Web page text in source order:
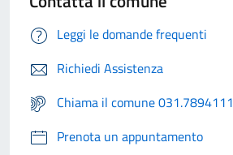
Leggi le domande frequenti
Richiedi Assistenza
Chiama il comune 031.7894111
Prenota un appuntamento